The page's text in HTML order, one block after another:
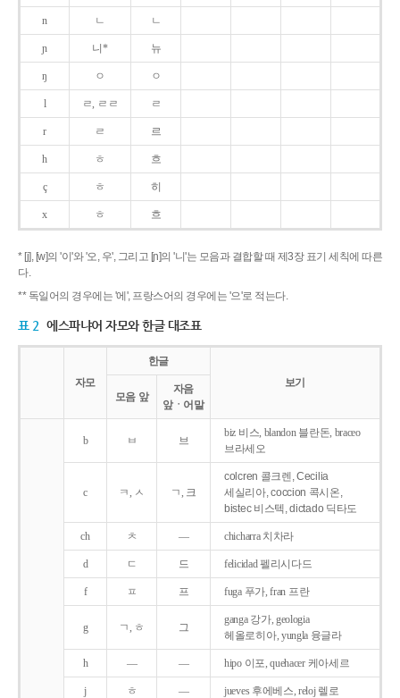
n ㄴ ㄴ
ɲ 니* 뉴
ŋ ㅇ ㅇ
l ㄹ, ㄹㄹ ㄹ
r ㄹ 르
h ㅎ 흐
ç ㅎ 히
x ㅎ 흐
* [j], [w]의 '이'와 '오, 우', 그리고 [ɲ]의 '니'는 모음과 결합할 때 제3장 표기 세칙에 따른
다.
** 독일어의 경우에는 '에', 프랑스어의 경우에는 '으'로 적는다.
표 2 에스파냐어 자모와 한글 대조표
자모
한글
보기
모음 앞
자음
앞ㆍ어말
b ㅂ 브
biz 비스, blandon 블란돈, braceo
브라세오
c ㅋ, ㅅ ㄱ, 크
colcren 콜크렌, Cecilia
세실리아, coccion 콕시온,
bistec 비스텍, dictado 딕타도
ch ㅊ ― chicharra 치차라
d ㄷ 드 felicidad 펠리시다드
f ㅍ 프 fuga 푸가, fran 프란
g ㄱ, ㅎ 그
ganga 강가, geologia
헤올로히아, yungla 융글라
h ― ― hipo 이포, quehacer 케아세르
j ㅎ ― jueves 후에베스, reloj 렐로